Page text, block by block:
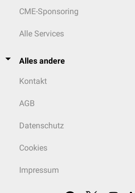
CME-Sponsoring
Alle Services
Alles andere
Kontakt
AGB
Datenschutz
Cookies
Impressum